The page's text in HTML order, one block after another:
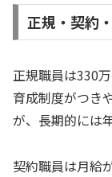
正規・契約
正規職員は330
育成制度がつき
が、長期的には
契約職員は月給